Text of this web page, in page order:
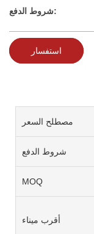
شروط الدفع:
استفسار
مصطلح السعر
شروط الدفع
MOQ
أقرب ميناء